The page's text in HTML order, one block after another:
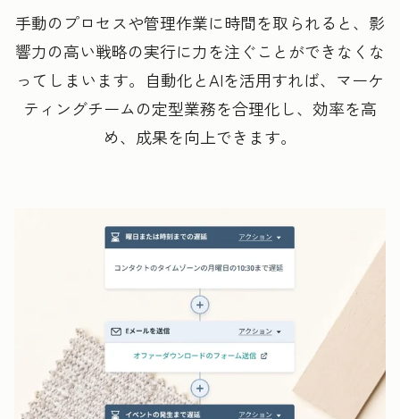
手動のプロセスや管理作業に時間を取られると、影
響力の高い戦略の実行に力を注ぐことができなくな
ってしまいます。自動化とAIを活用すれば、マーケ
ティングチームの定型業務を合理化し、効率を高
め、成果を向上できます。